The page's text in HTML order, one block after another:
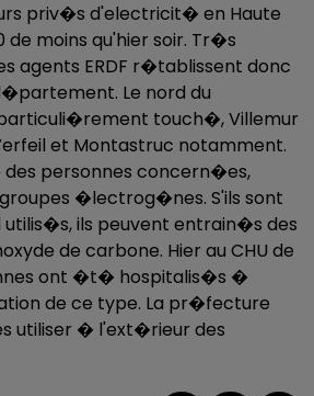
priv�s d'electricit� en Haute
de moins qu'hier soir. Tr�s
agents ERDF r�tablissent donc
Le nord du
touch�, Villemur
et Montastruc notamment.
des personnes concern�es,
�lectrog�nes. S'ils sont
ils peuvent entrain�s des
de carbone. Hier au CHU de
ont �t� hospitalis�s �
de ce type. La pr�fecture
utiliser � l'ext�rieur des